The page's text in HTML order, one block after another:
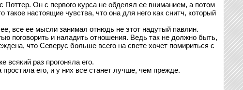
Он с первого курса не обделял ее вниманием, а потом
настоящие чувства, что она для него как снитч, который
все ее мысли занимал отнюдь не этот надутый павлин.
поговорить и наладить отношения. Ведь так не должно быть,
что Северус больше всего на свете хочет помириться с
раз прогоняла его.
его, и у них все станет лучше, чем прежде.